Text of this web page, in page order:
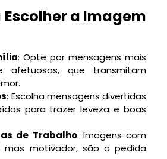
a Imagem
: Opte por mensagens mais
afetuosas, que transmitam
: Escolha mensagens divertidas
para trazer leveza e boas
de Trabalho: Imagens com
mas motivador, são a pedida